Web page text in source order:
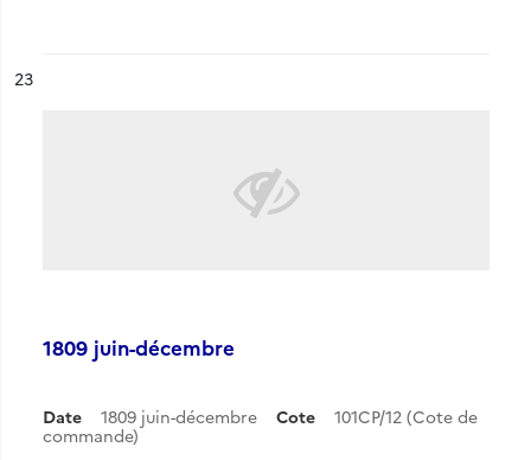
n°
23
1809 juin-décembre
Date 1809 juin-décembre Cote
101CP/12 (Cote de
commande)